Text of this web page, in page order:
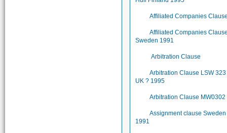
Affiliated Companies
Affiliated Companies
Sweden 1991
Arbitration Clause
Arbitration Clause LSW
UK ? 1995
Arbitration Clause
Assignment clause Sweden
1991